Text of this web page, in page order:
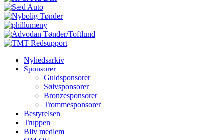
Nyhedsarkiv
Sponsorer
Guldsponsorer
Sølvsponsorer
Bronzesponsorer
Trommesponsorer
Bestyrelsen
Truppen
Bliv medlem